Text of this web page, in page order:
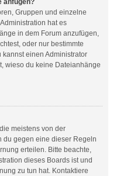
anfügen?
Gruppen und einzelne
hat es
in dem Forum anzufügen,
oder nur bestimmte
einen Administrator
wieso du keine Dateianhänge
meistens von der
du gegen eine dieser Regeln
erteilen. Bitte beachte,
dieses Boards ist und
zu tun hat. Kontaktiere